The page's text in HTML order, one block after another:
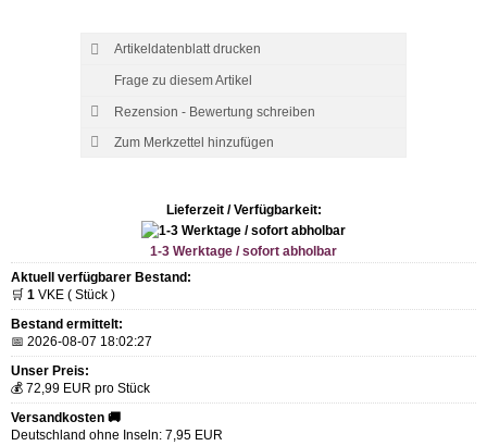
Artikeldatenblatt drucken
Frage zu diesem Artikel
Rezension - Bewertung schreiben
Lieferzeit / Verfügbarkeit:
1-3 Werktage / sofort abholbar
Aktuell verfügbarer Bestand:
🛒 1 VKE ( Stück )
Bestand ermittelt:
📅 2026-08-07 18:02:27
Unser Preis:
💰 72,99 EUR pro Stück
Versandkosten 🚚
Deutschland ohne Inseln: 7,95 EUR